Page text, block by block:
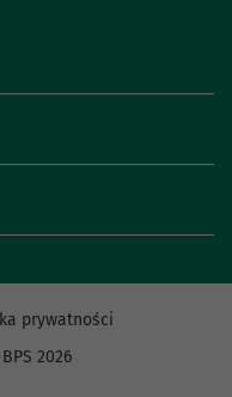
prywatności
2026